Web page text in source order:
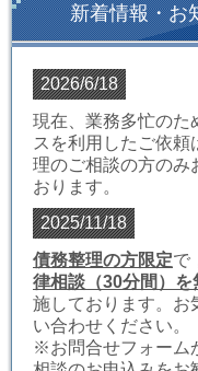
新着情報・お
2026/6/18
現在、業務多忙のた
スを利用したご依頼
理のご相談の方のみ
おります。
2025/11/18
債務整理の方限定で
律相談（30分間）を
施しております。お
い合わせください。
※お問合せフォーム